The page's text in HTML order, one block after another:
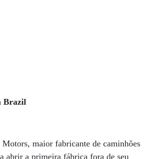
Brazil
Motors, maior fabricante de caminhões
abrir a primeira fábrica fora de seu